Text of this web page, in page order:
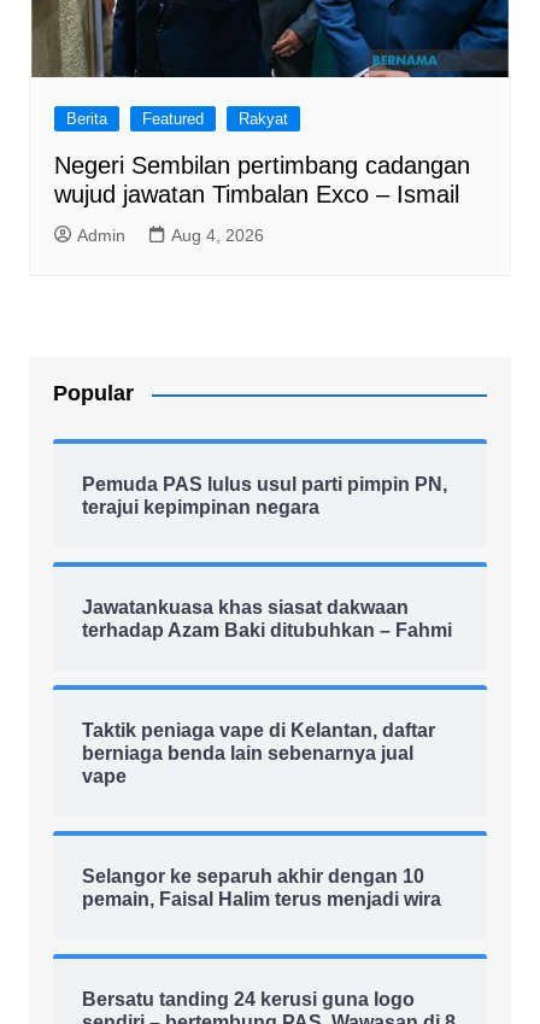
Berita Featured Rakyat
Negeri Sembilan pertimbang cadangan
wujud jawatan Timbalan Exco – Ismail
Admin Aug 4, 2026
Popular
Pemuda PAS lulus usul parti pimpin PN,
terajui kepimpinan negara
Jawatankuasa khas siasat dakwaan
terhadap Azam Baki ditubuhkan – Fahmi
Taktik peniaga vape di Kelantan, daftar
berniaga benda lain sebenarnya jual
vape
Selangor ke separuh akhir dengan 10
pemain, Faisal Halim terus menjadi wira
Bersatu tanding 24 kerusi guna logo